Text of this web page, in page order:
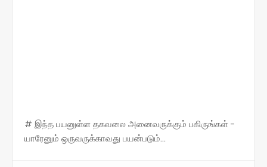
# இந்த பயனுள்ள தகவலை அனைவருக்கும் பகிருங்கள் -
யாரேனும் ஒருவருக்காவது பயன்படும்...